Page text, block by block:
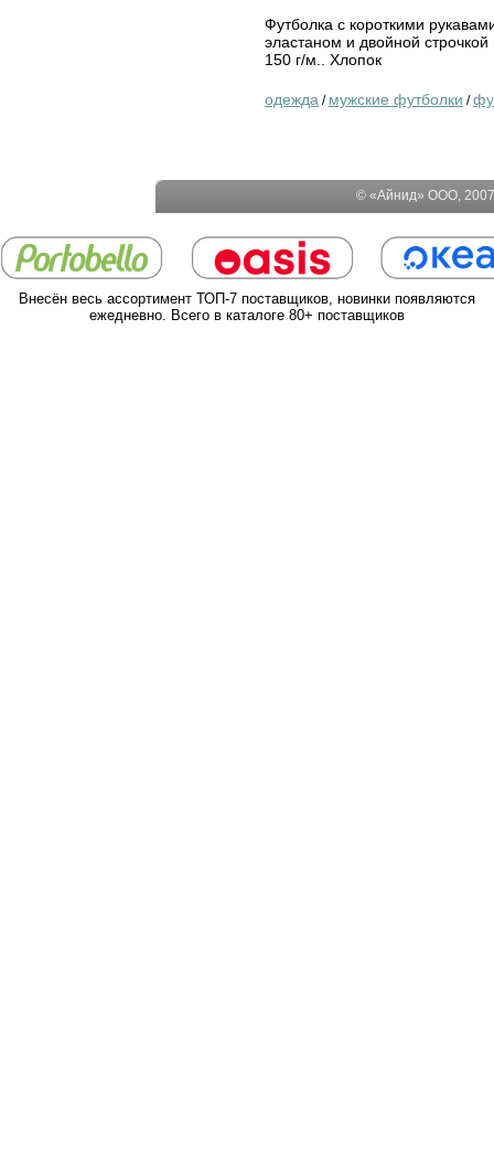
Футболка с короткими
эластаном и двойной
150 г/м.. Хлопок
одежда / мужские футболки /
© «Айнид» ООО,
Внесён весь ассортимент ТОП-7 поставщиков, новинки появляются
ежедневно. Всего в каталоге 80+ поставщиков